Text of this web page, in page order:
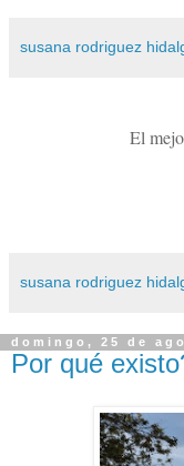
susana rodriguez
El
susana rodriguez
domingo, 25 de
Por qué